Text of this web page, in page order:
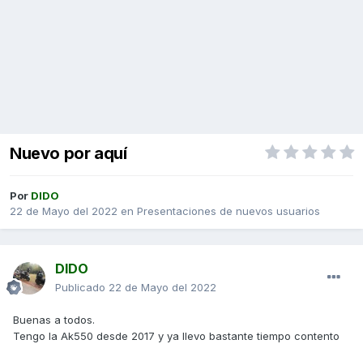
Nuevo por aquí
Por DIDO
22 de Mayo del 2022 en Presentaciones de nuevos usuarios
DIDO
Publicado 22 de Mayo del 2022
Buenas a todos.
Tengo la Ak550 desde 2017 y ya llevo bastante tiempo contento